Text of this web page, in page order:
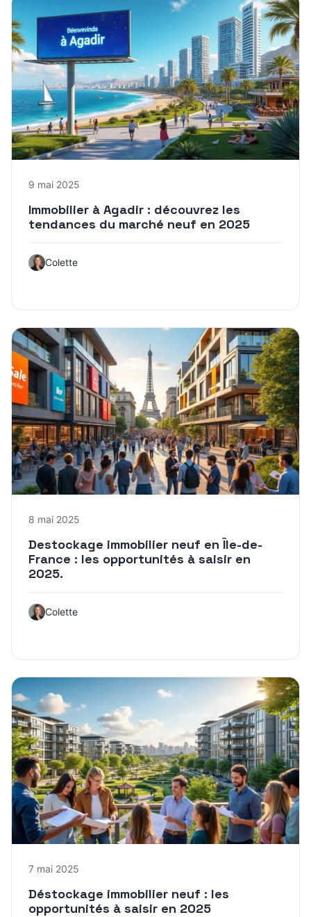
9 mai 2025
Immobilier à Agadir : découvrez les
tendances du marché neuf en 2025
Colette
8 mai 2025
Destockage immobilier neuf en Île-de-
France : les opportunités à saisir en
2025.
Colette
7 mai 2025
Déstockage immobilier neuf : les
opportunités à saisir en 2025